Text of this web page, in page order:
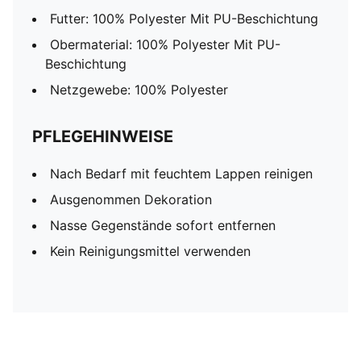
Futter: 100% Polyester Mit PU-Beschichtung
Obermaterial: 100% Polyester Mit PU-
Beschichtung
Netzgewebe: 100% Polyester
PFLEGEHINWEISE
Nach Bedarf mit feuchtem Lappen reinigen
Ausgenommen Dekoration
Nasse Gegenstände sofort entfernen
Kein Reinigungsmittel verwenden